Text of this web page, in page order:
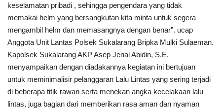
keselamatan pribadi , sehingga pengendara yang tidak
memakai helm yang bersangkutan kita minta untuk segera
mengambil helm dan memasangnya dengan benar”. ucap
Anggota Unit Lantas Polsek Sukalarang Bripka Mulki Sulaeman.
Kapolsek Sukalarang AKP Asep Jenal Abidin, S.E.
menyampaikan dengan diadakannya kegiatan ini bertujuan
untuk meminimalisir pelanggaran Lalu Lintas yang sering terjadi
di beberapa titik rawan serta menekan angka kecelakaan lalu
lintas, juga bagian dari memberikan rasa aman dan nyaman